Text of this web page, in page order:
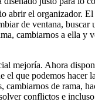
abrir el organizador.
de ventana, buscar
cambiarnos a ella y
mejoría. Ahora
el que podemos hacer
cambiarnos de rama,
conflictos e